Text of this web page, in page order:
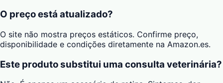
O preço está atualizado?
O site não mostra preços estáticos. Confirme preço,
disponibilidade e condições diretamente na Amazon.es.
Este produto substitui uma consulta veterinária?